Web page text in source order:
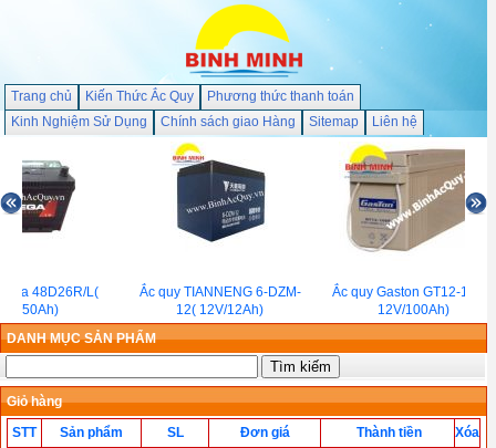
Trang chủ Kiến Thức Ắc Quy
Phương thức thanh toán
Kinh Nghiệm Sử Dụng
Chính sách giao Hàng Sitemap Liên hệ
48D26R/L(
50Ah)
Ắc quy TIANNENG 6-DZM-
12( 12V/12Ah)
Ắc quy Gaston GT12-100F(
12V/100Ah)
DANH MỤC SẢN PHẨM
Giỏ hàng
STT
Sản phẩm SL Đơn giá Thành tiền Xóa